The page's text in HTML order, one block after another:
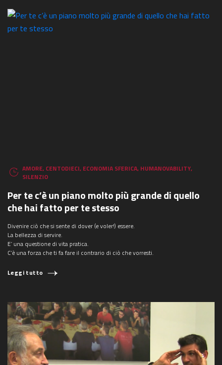
AMORE, CENTODIECI, ECONOMIA SFERICA, HUMANOVABILITY,
SILENZIO
Per te c’è un piano molto più grande di quello
che hai fatto per te stesso
Divenire ciò che si sente di dover (e voler!) essere.
La bellezza di servire.
E’ una questione di vita pratica.
C’è una forza che ti fa fare il contrario di ciò che vorresti.
Leggi tutto